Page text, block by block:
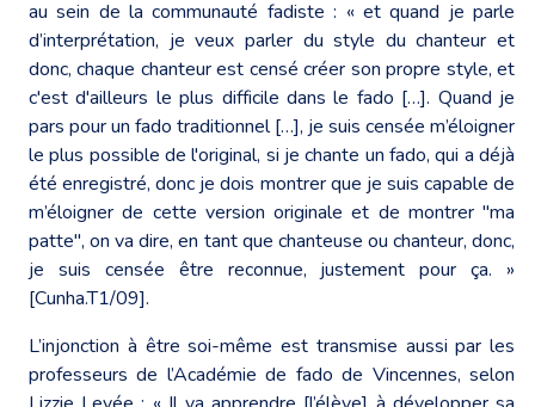
au sein de la communauté fadiste : « et quand je parle
d’interprétation, je veux parler du style du chanteur et
donc, chaque chanteur est censé créer son propre style, et
c'est d'ailleurs le plus difficile dans le fado […]. Quand je
pars pour un fado traditionnel […], je suis censée m’éloigner
le plus possible de l'original, si je chante un fado, qui a déjà
été enregistré, donc je dois montrer que je suis capable de
m’éloigner de cette version originale et de montrer "ma
patte", on va dire, en tant que chanteuse ou chanteur, donc,
je suis censée être reconnue, justement pour ça. »
[Cunha.T1/09].
L’injonction à être soi-même est transmise aussi par les
professeurs de l’Académie de fado de Vincennes, selon